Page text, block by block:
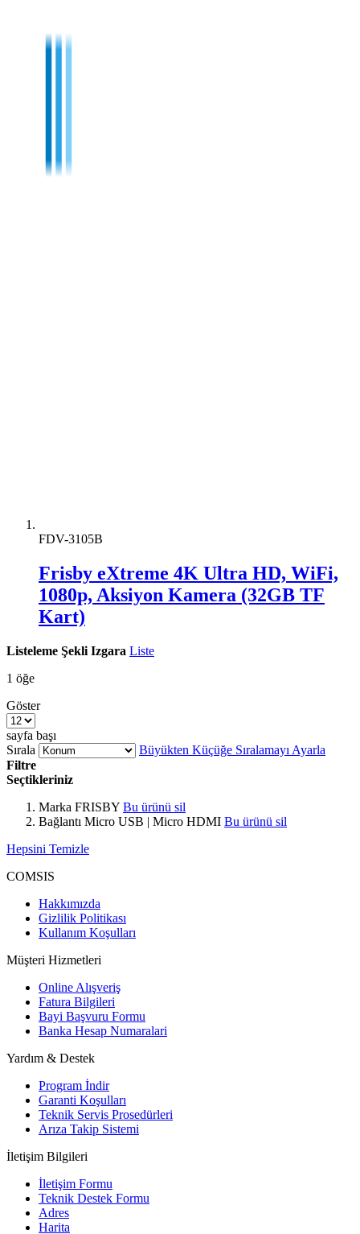
FDV-3105B
Frisby eXtreme 4K Ultra HD, WiFi,
1080p, Aksiyon Kamera (32GB TF
Kart)
Listeleme Şekli Izgara Liste
1 öğe
Göster
sayfa başı
Sırala
Büyükten Küçüğe Sıralamayı Ayarla
Filtre
Seçtikleriniz
Marka FRISBY Bu ürünü sil
Bağlantı Micro USB | Micro HDMI Bu ürünü sil
Hepsini Temizle
COMSIS
Hakkımızda
Gizlilik Politikası
Kullanım Koşulları
Müşteri Hizmetleri
Online Alışveriş
Fatura Bilgileri
Bayi Başvuru Formu
Banka Hesap Numaralari
Yardım & Destek
Program İndir
Garanti Koşulları
Teknik Servis Prosedürleri
Arıza Takip Sistemi
İletişim Bilgileri
İletişim Formu
Teknik Destek Formu
Adres
Harita